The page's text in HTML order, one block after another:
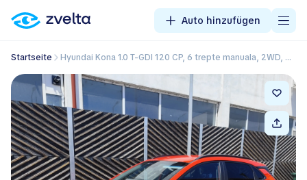
Auto hinzufügen
Startseite Hyundai Kona 1.0 T-GDI 120 CP, 6 trepte manuala, 2WD, Highway